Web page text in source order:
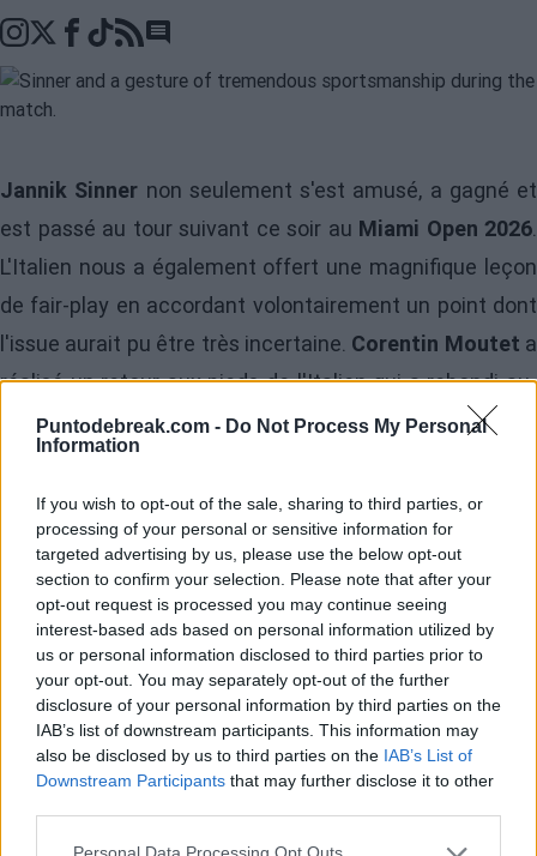
Puntodebreak.com - Do Not Process My Personal
Information
If you wish to opt-out of the sale, sharing to third parties, or
processing of your personal or sensitive information for
targeted advertising by us, please use the below opt-out
section to confirm your selection. Please note that after your
opt-out request is processed you may continue seeing
interest-based ads based on personal information utilized by
us or personal information disclosed to third parties prior to
your opt-out. You may separately opt-out of the further
disclosure of your personal information by third parties on the
IAB’s list of downstream participants. This information may
also be disclosed by us to third parties on the IAB’s List of
Downstream Participants that may further disclose it to other
Go to comments seciton
Jannik Sinner non seulement s'est amusé, a gagné et
est passé au tour suivant ce soir au Miami Open 2026.
L'Italien nous a également offert une magnifique leçon
de fair-play en accordant volontairement un point dont
l'issue aurait pu être très incertaine. Corentin Moutet a
réalisé un retour aux pieds de l'Italien qui a rebondi au-
delà de la ligne de fond : la vitesse de la balle a provoqué
la réaction de l'Italien, cherchant un rebond rapide au
cas où... avec la circonstance qu'il a légèrement touché
la balle.Avant ou après le rebond ?Avant de procéder
à une révision vidéo, l'Italiena concédé le point
Français, bien qu'il ne soit pas sûr du moment où cela
s'est produit et que l'arbitre, Fergus Murphy, n'avait pas
remarqué d'interférence. Fabuleux geste de celui de
San Candido.
All class 🫡